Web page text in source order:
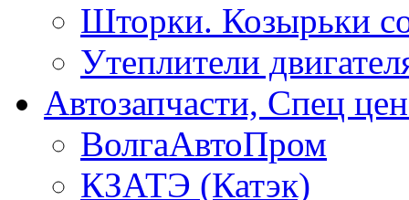
Шторки. Козырьки
Утеплители
Автозапчасти, Спец
ВолгаАвтоПром
КЗАТЭ (Катэк)